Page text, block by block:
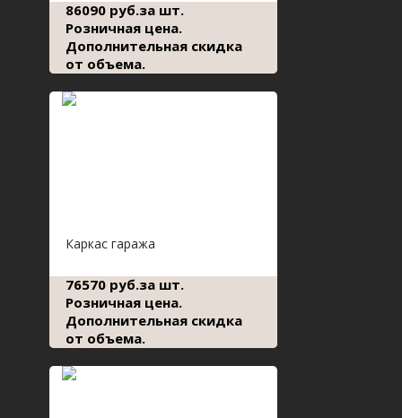
86090 руб.за шт.
Розничная цена.
Дополнительная скидка
от объема.
Каркас гаража
76570 руб.за шт.
Розничная цена.
Дополнительная скидка
от объема.